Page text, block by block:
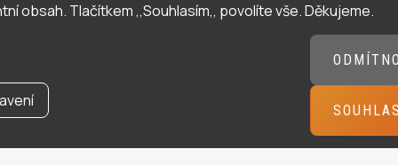
obsah. Tlačítkem ,,Souhlasím,, povolíte vše. Děkujeme.